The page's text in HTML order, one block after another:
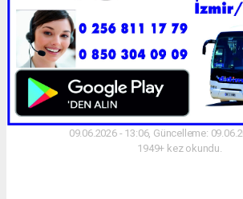
09.06.2026 - 13:06, Güncelleme:
1949+ kez okundu.